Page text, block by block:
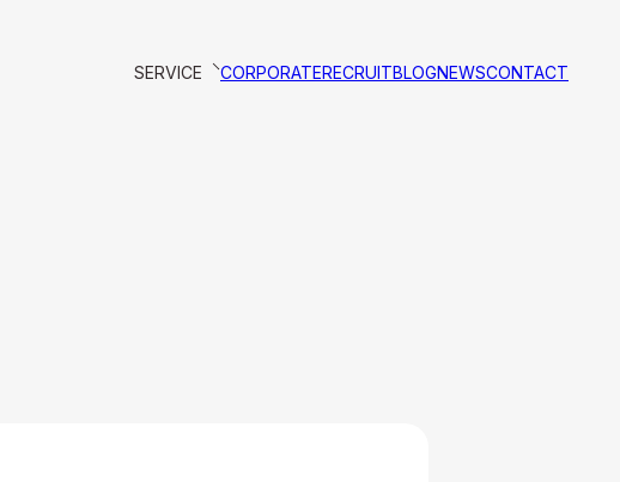
SERVICE CORPORATERECRUITBLOGNEWSCONTACT